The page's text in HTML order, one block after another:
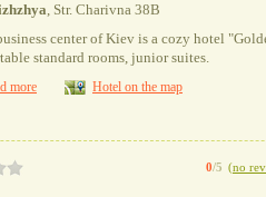
, Str. Charivna 38B
center of Kiev is a cozy hotel
standard rooms, junior suites.
more
Hotel on the map
0/5 (no